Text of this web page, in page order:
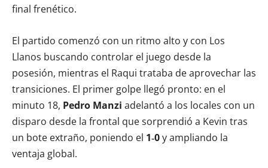
final frenético.
El partido comenzó con un ritmo alto y con Los
Llanos buscando controlar el juego desde la
posesión, mientras el Raqui trataba de aprovechar las
transiciones. El primer golpe llegó pronto: en el
minuto 18, Pedro Manzi adelantó a los locales con un
disparo desde la frontal que sorprendió a Kevin tras
un bote extraño, poniendo el 1‑0y ampliando la
ventaja global.